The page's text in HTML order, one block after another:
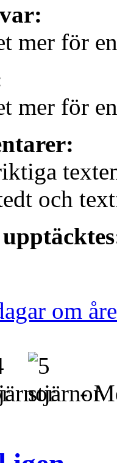
mer för
mer för
och
om
-